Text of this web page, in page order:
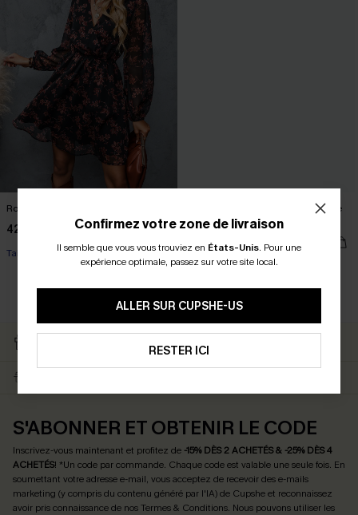
Robe trapèze chiffon à imprimé floral
42,00 €
Taille haute
Robe trapèze courte en mousseline
à imprimé fleuri
39,00 €
Confirmez votre zone de livraison
Il semble que vous vous trouviez en États-Unis. Pour une
expérience optimale, passez sur votre site local.
ALLER SUR CUPSHE-US
RESTER ICI
RETOURS GRATUITS
S'ABONNER ET OBTENIR LE CODE
Inscrivez-vous maintenant et profitez de -15% DÈS 2 ACHETÉS & -25% DÈS 4
ACHETÉS! *Un code par commande. Chaque code est valable une seule fois. En
soumettant votre adresse e-mail, vous acceptez de recevoir des e-mails
marketing (y compris du contenu généré par l'IA) de Cupshe et reconnaissez
avoir pris connaissance de nosTermes & Conditions. Nous pouvons utiliser les